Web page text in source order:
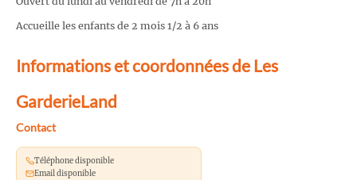
Accueille les enfants de 2 mois 1/2 à 6 ans
Informations et coordonnées de Les
GarderieLand
Contact
Téléphone disponible
Email disponible